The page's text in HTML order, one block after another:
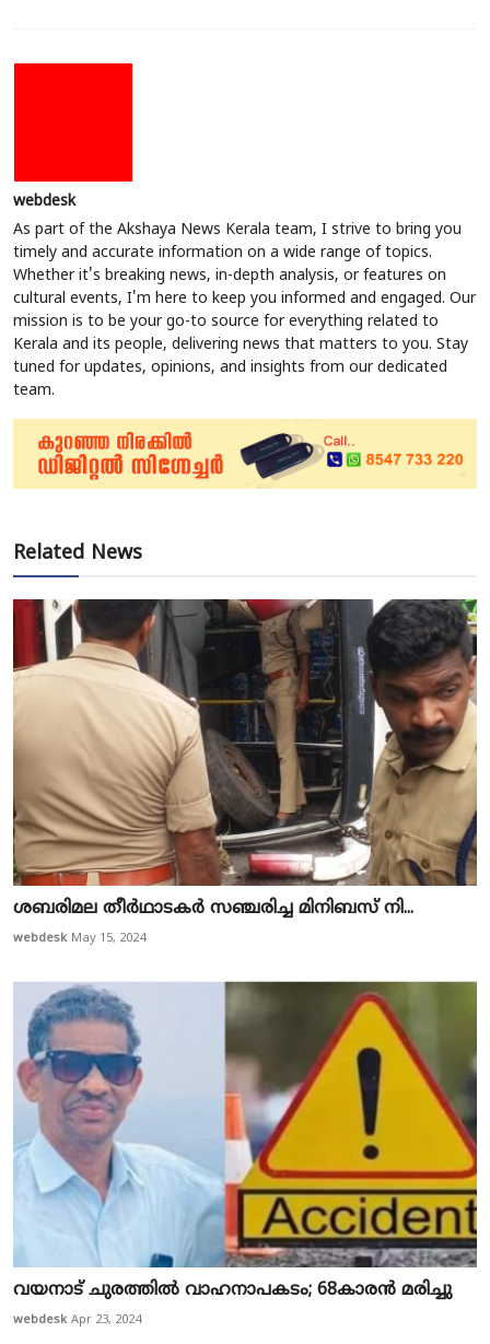
webdesk
As part of the Akshaya News Kerala team, I strive to bring you
timely and accurate information on a wide range of topics.
Whether it's breaking news, in-depth analysis, or features on
cultural events, I'm here to keep you informed and engaged. Our
mission is to be your go-to source for everything related to
Kerala and its people, delivering news that matters to you. Stay
tuned for updates, opinions, and insights from our dedicated
team.
Related News
ശ​ബ​രി​മ​ല തീ​ര്‍​ഥാ​ട​ക​ര്‍ സ​ഞ്ച​രി​ച്ച മി​നിബ​സ് നി​...
webdesk May 15, 2024
വയനാട് ചുരത്തിൽ വാഹനാപകടം; 68കാരൻ മരിച്ചു
webdesk Apr 23, 2024